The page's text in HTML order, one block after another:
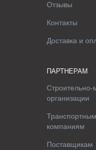
Отзывы
Контакты
Доставка и
ПАРТНЕРАМ
организации
компаниям
Поставщикам